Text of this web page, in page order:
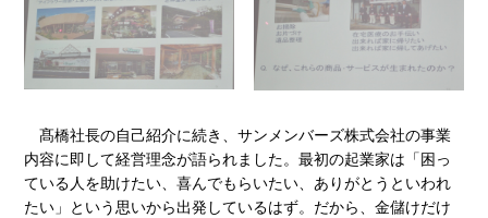
髙橋社長の自己紹介に続き、サンメンバーズ株式会社の事業
内容に即して経営理念が語られました。最初の起業家は「困っ
ている人を助けたい、喜んでもらいたい、ありがとうといわれ
たい」という思いから出発しているはず。だから、金儲けだけ